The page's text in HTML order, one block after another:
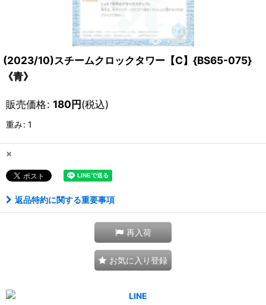
(2023/10)スチームクロックタワー【C】{BS65-075}
《青》
販売価格: 180円(税込)
重み: 1
×
返品特約に関する重要事項
再入荷
お気に入り登録